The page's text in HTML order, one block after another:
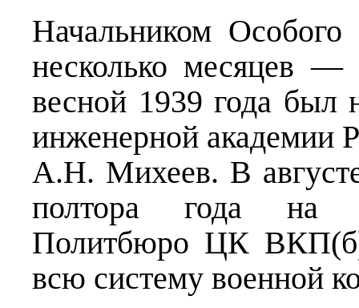
Начальником Особого
несколько месяцев —
весной 1939 года был
инженерной
А.Н. Михеев. В августе
полтора года на
Политбюро ЦК ВКП(б)
всю систему военной